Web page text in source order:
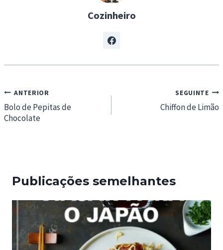
Cozinheiro
Navegação
de
artigos
ANTERIOR
Bolo de Pepitas de
Chocolate
SEGUINTE
Chiffon de Limão
Publicações semelhantes